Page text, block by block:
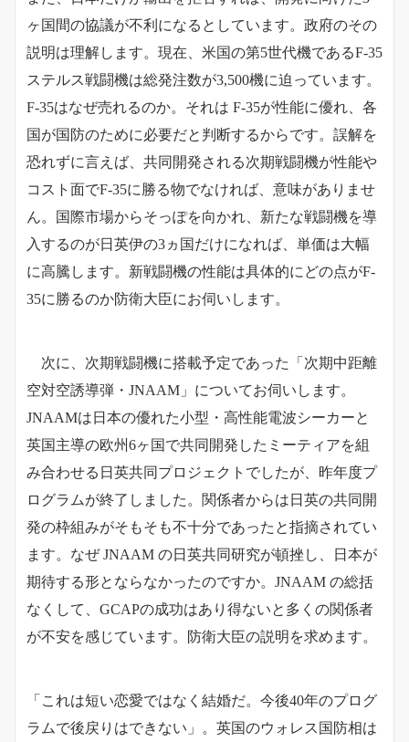
ヶ国間の協議が不利になるとしています。政府のその
説明は理解します。現在、米国の第5世代機であるF-35
ステルス戦闘機は総発注数が3,500機に迫っています。
F-35はなぜ売れるのか。それは F-35が性能に優れ、各
国が国防のために必要だと判断するからです。誤解を
恐れずに言えば、共同開発される次期戦闘機が性能や
コスト面でF-35に勝る物でなければ、意味がありませ
ん。国際市場からそっぽを向かれ、新たな戦闘機を導
入するのが日英伊の3ヵ国だけになれば、単価は大幅
に高騰します。新戦闘機の性能は具体的にどの点がF-
35に勝るのか防衛大臣にお伺いします。
次に、次期戦闘機に搭載予定であった「次期中距離
空対空誘導弾・JNAAM」についてお伺いします。
JNAAMは日本の優れた小型・高性能電波シーカーと
英国主導の欧州6ヶ国で共同開発したミーティアを組
み合わせる日英共同プロジェクトでしたが、昨年度プ
ログラムが終了しました。関係者からは日英の共同開
発の枠組みがそもそも不十分であったと指摘されてい
ます。なぜ JNAAM の日英共同研究が頓挫し、日本が
期待する形とならなかったのですか。JNAAM の総括
なくして、GCAPの成功はあり得ないと多くの関係者
が不安を感じています。防衛大臣の説明を求めます。
「これは短い恋愛ではなく結婚だ。今後40年のプログ
ラムで後戻りはできない」。英国のウォレス国防相は